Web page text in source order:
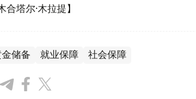
合塔尔·木拉提】
储备 就业保障 社会保障